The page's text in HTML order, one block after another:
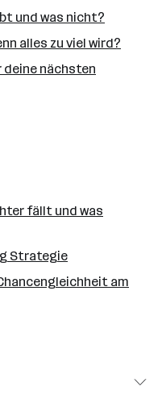
und was nicht?
alles zu viel wird?
deine nächsten
fällt und was
Strategie
am